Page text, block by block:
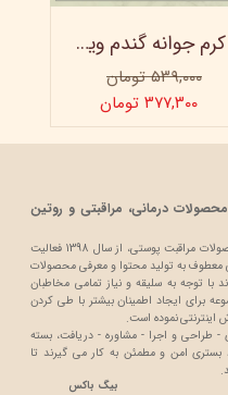
کرم جوانه گندم ویتابلا - تیوپی 60 میلی‌ لیتر
۵۳۹,۰۰۰ تومان
۳۷۷,۳۰۰ تومان
بیگ باکس
درمانی، مراقبتی و روتین
بیگ باکس با تکیه بر دانش و تجربه حضور در بازار محصولات مراقبت پوستی، از سال 1398 فعالیت
معطوف به تولید محتوا و معرفی محصولات
با توجه به سلیقه و نیاز تمامی مخاطبان
برای ایجاد اطمینان بیشتر با طی کردن
اینترنتی نموده است.
طراحی و اجرا - مشاوره - دریافت، بسته
بستری امن و مطمئن به کار می گیرند تا